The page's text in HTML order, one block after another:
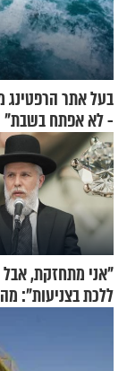
בעל אתר הרפטינג
- לא אפתח בשבת"
"אני מתחזקת,
ללכת בצניעות":